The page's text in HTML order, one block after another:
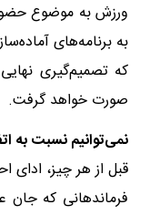
ورزش به موضوع
به برنامه‌های
که تصمیم‌گیری
صورت خواهد گرفت.
نمی‌توانیم نسبت به
قبل از هر چیز، ادای
فرماندهانی که جان